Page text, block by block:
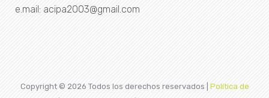
e.mail: acipa2003@gmail.com
Copyright © 2026 Todos los derechos reservados | Política de